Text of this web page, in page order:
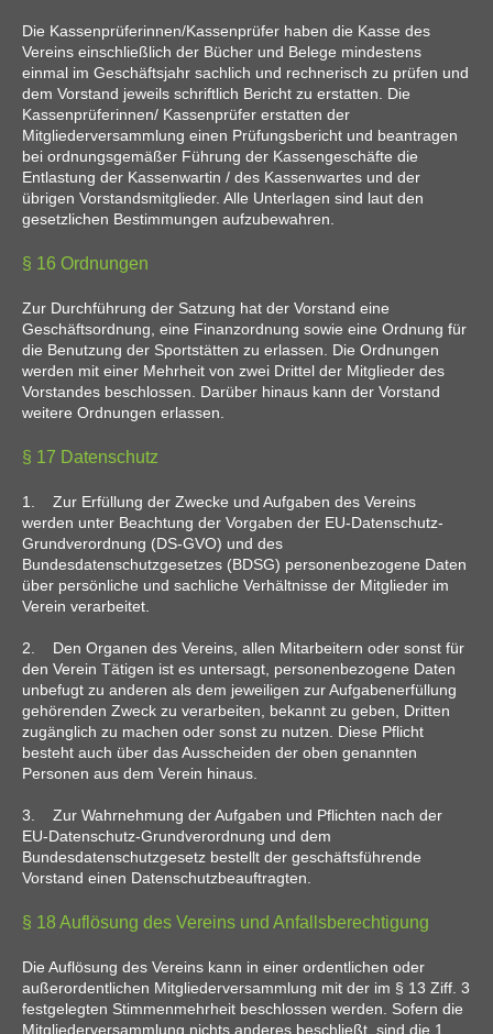
Die Kassenprüferinnen/Kassenprüfer haben die Kasse des
Vereins einschließlich der Bücher und Belege mindestens
einmal im Geschäftsjahr sachlich und rechnerisch zu prüfen und
dem Vorstand jeweils schriftlich Bericht zu erstatten. Die
Kassenprüferinnen/ Kassenprüfer erstatten der
Mitgliederversammlung einen Prüfungsbericht und beantragen
bei ordnungsgemäßer Führung der Kassengeschäfte die
Entlastung der Kassenwartin / des Kassenwartes und der
übrigen Vorstandsmitglieder. Alle Unterlagen sind laut den
gesetzlichen Bestimmungen aufzubewahren.
§ 16 Ordnungen
Zur Durchführung der Satzung hat der Vorstand eine
Geschäftsordnung, eine Finanzordnung sowie eine Ordnung für
die Benutzung der Sportstätten zu erlassen. Die Ordnungen
werden mit einer Mehrheit von zwei Drittel der Mitglieder des
Vorstandes beschlossen. Darüber hinaus kann der Vorstand
weitere Ordnungen erlassen.
§ 17 Datenschutz
1. Zur Erfüllung der Zwecke und Aufgaben des Vereins
werden unter Beachtung der Vorgaben der EU-Datenschutz-
Grundverordnung (DS-GVO) und des
Bundesdatenschutzgesetzes (BDSG) personenbezogene Daten
über persönliche und sachliche Verhältnisse der Mitglieder im
Verein verarbeitet.
2. Den Organen des Vereins, allen Mitarbeitern oder sonst für
den Verein Tätigen ist es untersagt, personenbezogene Daten
unbefugt zu anderen als dem jeweiligen zur Aufgabenerfüllung
gehörenden Zweck zu verarbeiten, bekannt zu geben, Dritten
zugänglich zu machen oder sonst zu nutzen. Diese Pflicht
besteht auch über das Ausscheiden der oben genannten
Personen aus dem Verein hinaus.
3. Zur Wahrnehmung der Aufgaben und Pflichten nach der
EU-Datenschutz-Grundverordnung und dem
Bundesdatenschutzgesetz bestellt der geschäftsführende
Vorstand einen Datenschutzbeauftragten.
§ 18 Auflösung des Vereins und Anfallsberechtigung
Die Auflösung des Vereins kann in einer ordentlichen oder
außerordentlichen Mitgliederversammlung mit der im § 13 Ziff. 3
festgelegten Stimmenmehrheit beschlossen werden. Sofern die
Mitgliederversammlung nichts anderes beschließt, sind die 1.